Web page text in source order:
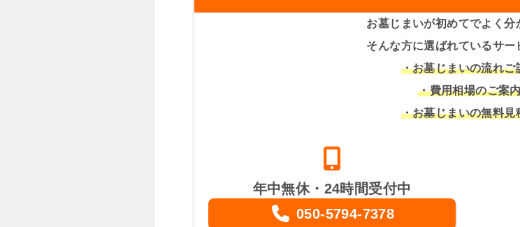
お墓じまいが初めてでよく分
そんな方に選ばれているサー
・お墓じまいの流れご
・費用相場のご案
・お墓じまいの無料見
年中無休・24時間受付中
050-5794-7378